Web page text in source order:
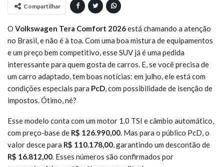
Compartilhar
O Volkswagen Tera Comfort 2026está chamando a atenção
no Brasil, e não é à toa. Com uma boa mistura de equipamentos
e um preço bem competitivo, esse SUV já é uma pedida
interessante para quem gosta de carros. E, se você precisa de
um carro adaptado, tem boas notícias: em julho, ele está com
condições especiais para PcD, com possibilidade de isenção de
impostos. Ótimo, né?
Esse modelo conta com um motor 1.0 TSI e câmbio automático,
com preço-base de R$ 126.990,00. Mas para o público PcD, o
valor desce para R$ 110.178,00, garantindo um descontão de
R$ 16.812,00. Esses números são confirmados por